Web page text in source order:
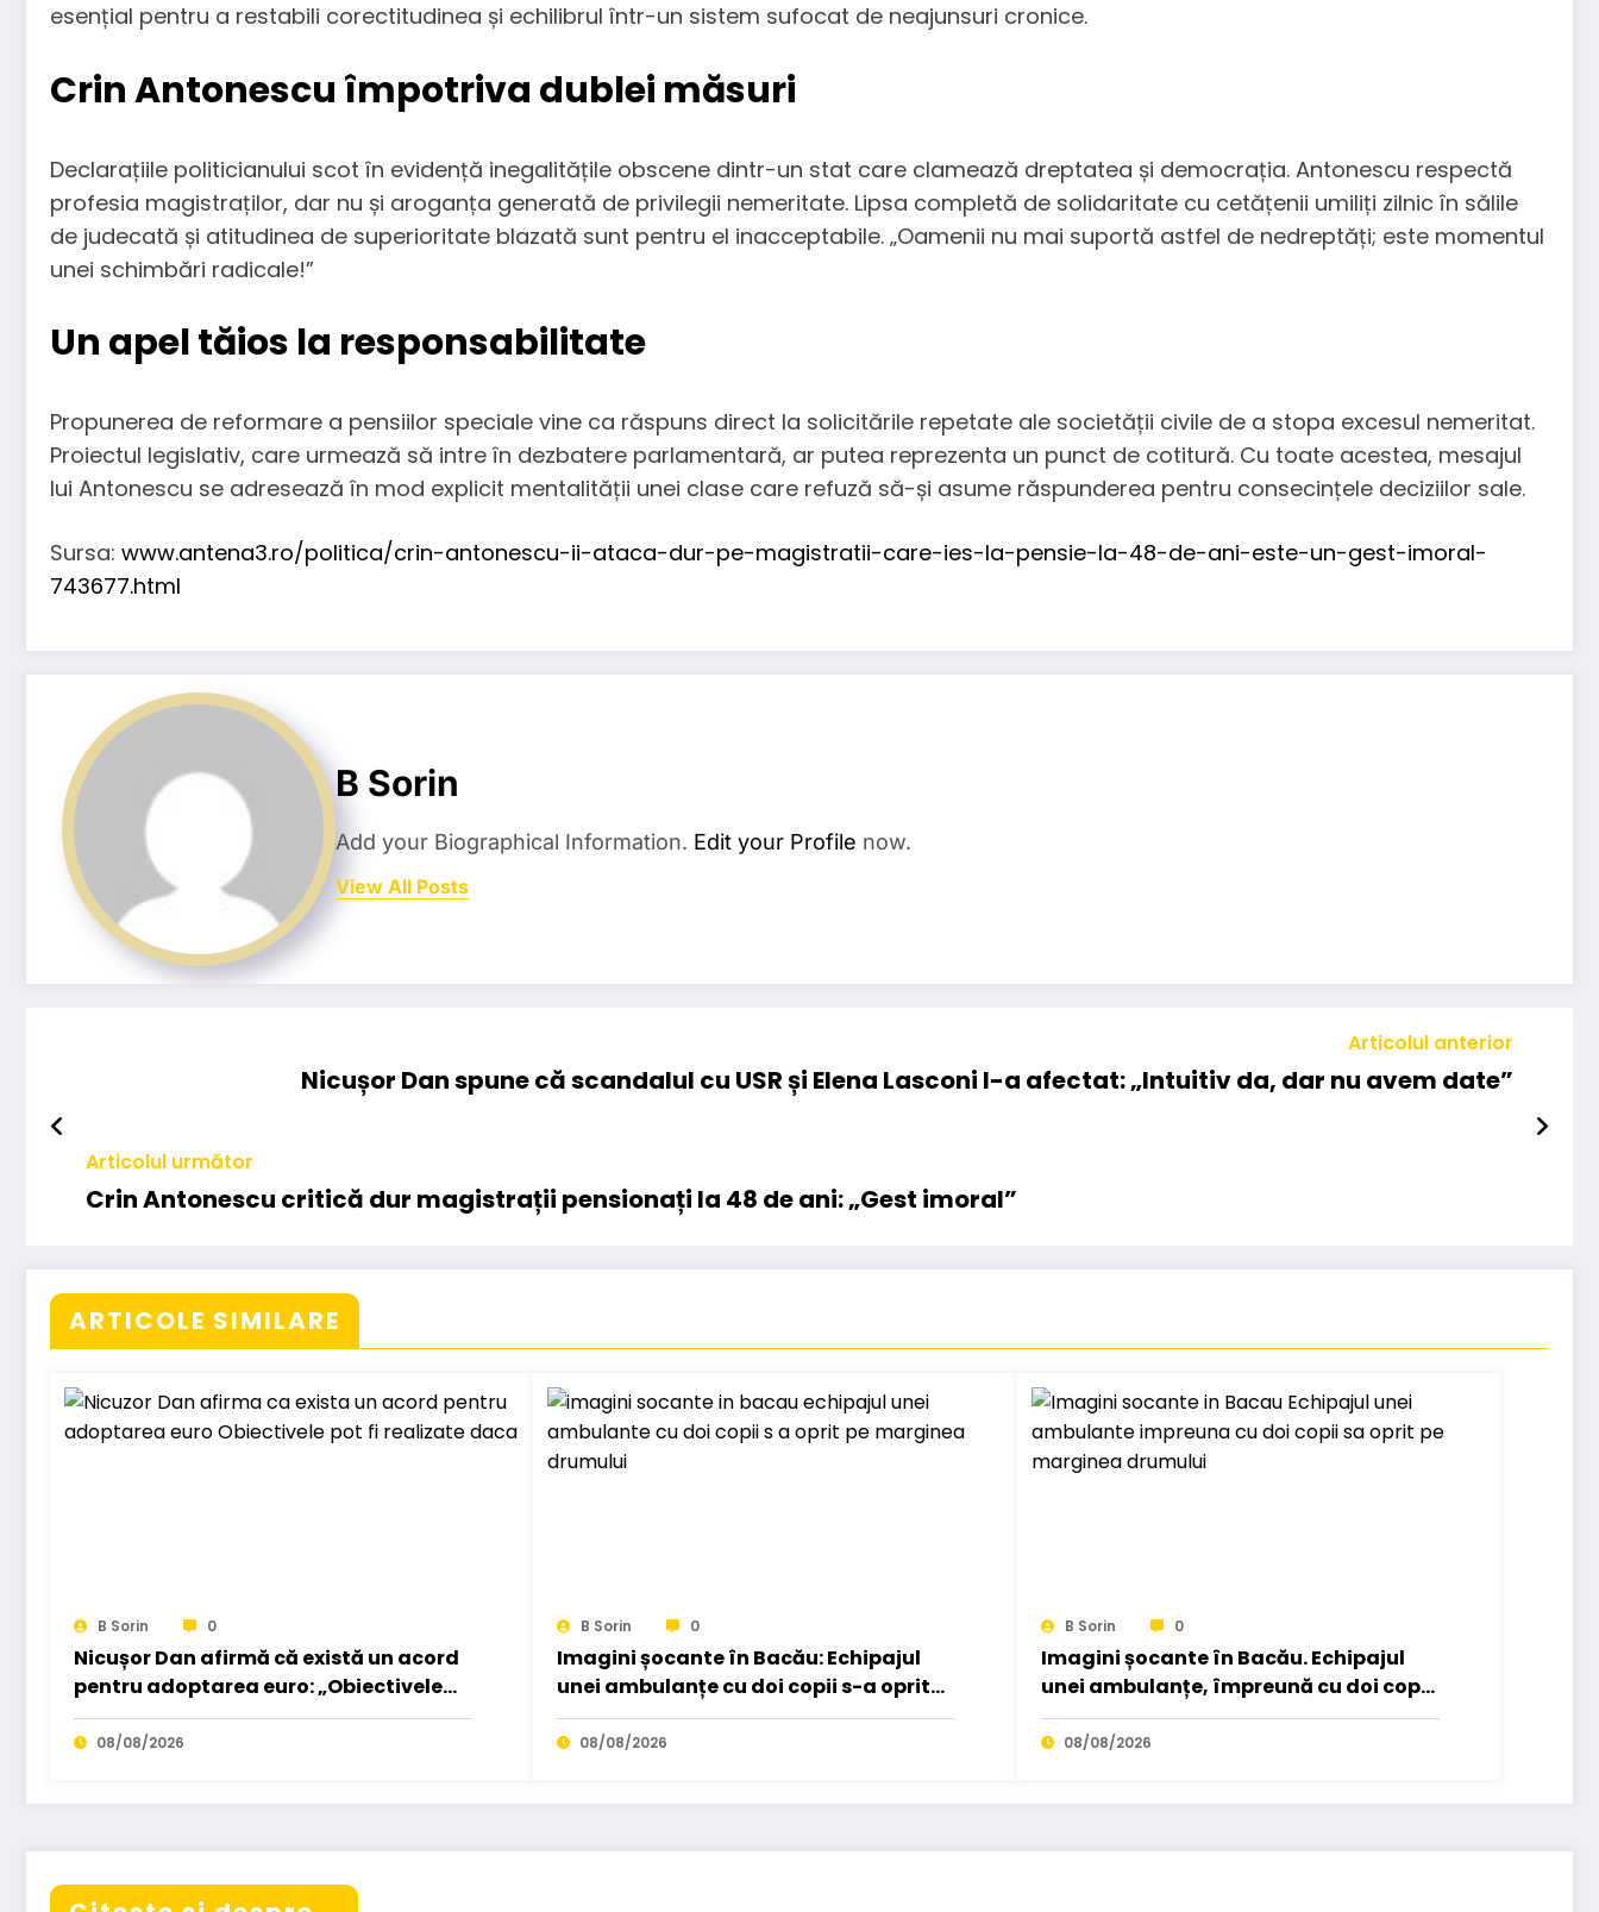
esențial pentru a restabili corectitudinea și echilibrul într-un sistem sufocat de neajunsuri cronice.
Crin Antonescu împotriva dublei măsuri
Declarațiile politicianului scot în evidență inegalitățile obscene dintr-un stat care clamează dreptatea și democrația. Antonescu respectă
profesia magistraților, dar nu și aroganța generată de privilegii nemeritate. Lipsa completă de solidaritate cu cetățenii umiliți zilnic în sălile
de judecată și atitudinea de superioritate blazată sunt pentru el inacceptabile. „Oamenii nu mai suportă astfel de nedreptăți; este momentul
unei schimbări radicale!”
Un apel tăios la responsabilitate
Propunerea de reformare a pensiilor speciale vine ca răspuns direct la solicitările repetate ale societății civile de a stopa excesul nemeritat.
Proiectul legislativ, care urmează să intre în dezbatere parlamentară, ar putea reprezenta un punct de cotitură. Cu toate acestea, mesajul
lui Antonescu se adresează în mod explicit mentalității unei clase care refuză să-și asume răspunderea pentru consecințele deciziilor sale.
Sursa: www.antena3.ro/politica/crin-antonescu-ii-ataca-dur-pe-magistratii-care-ies-la-pensie-la-48-de-ani-este-un-gest-imoral-
743677.html
B Sorin
Add your Biographical Information. Edit your Profile now.
View All Posts
Articolul anterior
Nicușor Dan spune că scandalul cu USR și Elena Lasconi l-a afectat: „Intuitiv da, dar nu avem date”
Articolul următor
Crin Antonescu critică dur magistrații pensionați la 48 de ani: „Gest imoral”
ARTICOLE SIMILARE
B Sorin 0
Nicușor Dan afirmă că există un acord
pentru adoptarea euro: „Obiectivele
pot fi realizate dacă…”
08/08/2026
B Sorin 0
Imagini șocante în Bacău: Echipajul
unei ambulanțe cu doi copii s-a oprit
pe marginea drumului…
08/08/2026
B Sorin 0
Imagini șocante în Bacău. Echipajul
unei ambulanțe, împreună cu doi copii,
s-a oprit pe marginea drumului…
08/08/2026